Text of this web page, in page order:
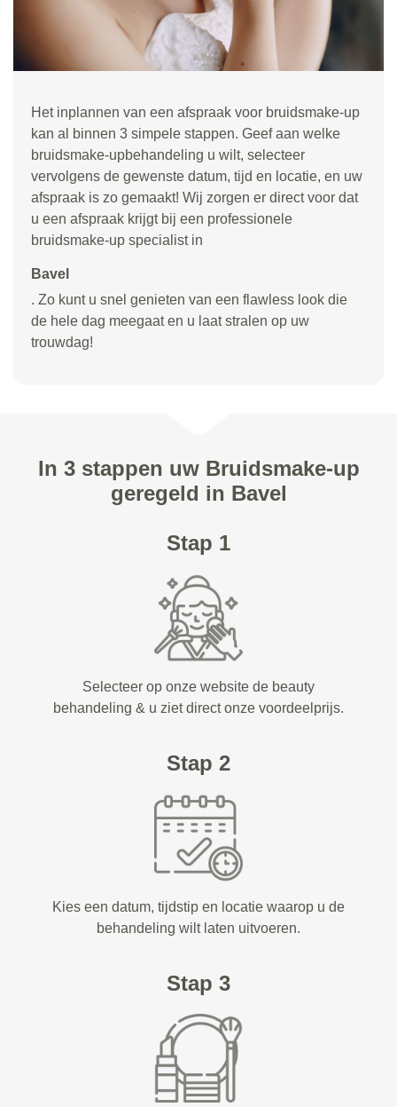
Het inplannen van een afspraak voor bruidsmake-up
kan al binnen 3 simpele stappen. Geef aan welke
bruidsmake-upbehandeling u wilt, selecteer
vervolgens de gewenste datum, tijd en locatie, en uw
afspraak is zo gemaakt! Wij zorgen er direct voor dat
u een afspraak krijgt bij een professionele
bruidsmake-up specialist in
Bavel
. Zo kunt u snel genieten van een flawless look die
de hele dag meegaat en u laat stralen op uw
trouwdag!
In 3 stappen uw Bruidsmake-up
geregeld in Bavel
Stap 1
Selecteer op onze website de beauty
behandeling & u ziet direct onze voordeelprijs.
Stap 2
Kies een datum, tijdstip en locatie waarop u de
behandeling wilt laten uitvoeren.
Stap 3